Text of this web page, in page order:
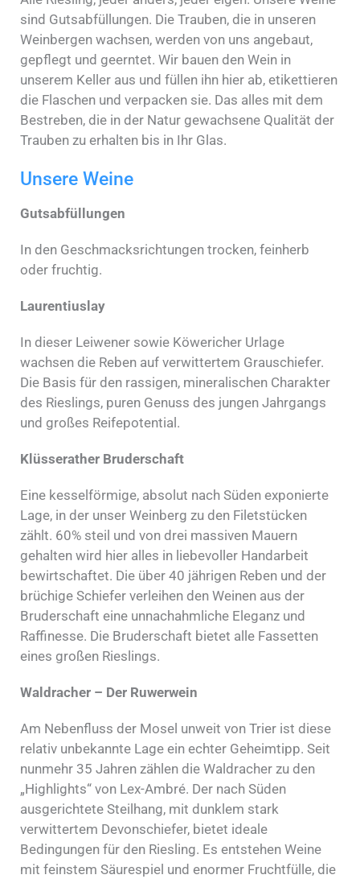
sind Gutsabfüllungen. Die Trauben, die in unseren
Weinbergen wachsen, werden von uns angebaut,
gepflegt und geerntet. Wir bauen den Wein in
unserem Keller aus und füllen ihn hier ab, etikettieren
die Flaschen und verpacken sie. Das alles mit dem
Bestreben, die in der Natur gewachsene Qualität der
Trauben zu erhalten bis in Ihr Glas.
Unsere Weine
Gutsabfüllungen
In den Geschmacksrichtungen trocken, feinherb
oder fruchtig.
Laurentiuslay
In dieser Leiwener sowie Köwericher Urlage
wachsen die Reben auf verwittertem Grauschiefer.
Die Basis für den rassigen, mineralischen Charakter
des Rieslings, puren Genuss des jungen Jahrgangs
und großes Reifepotential.
Klüsserather Bruderschaft
Eine kesselförmige, absolut nach Süden exponierte
Lage, in der unser Weinberg zu den Filetstücken
zählt. 60% steil und von drei massiven Mauern
gehalten wird hier alles in liebevoller Handarbeit
bewirtschaftet. Die über 40 jährigen Reben und der
brüchige Schiefer verleihen den Weinen aus der
Bruderschaft eine unnachahmliche Eleganz und
Raffinesse. Die Bruderschaft bietet alle Fassetten
eines großen Rieslings.
Waldracher – Der Ruwerwein
Am Nebenfluss der Mosel unweit von Trier ist diese
relativ unbekannte Lage ein echter Geheimtipp. Seit
nunmehr 35 Jahren zählen die Waldracher zu den
„Highlights“ von Lex-Ambré. Der nach Süden
ausgerichtete Steilhang, mit dunklem stark
verwittertem Devonschiefer, bietet ideale
Bedingungen für den Riesling. Es entstehen Weine
mit feinstem Säurespiel und enormer Fruchtfülle, die